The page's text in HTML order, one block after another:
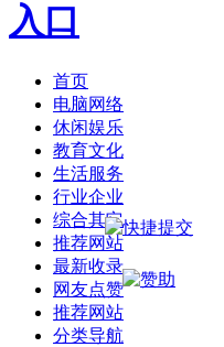
入口
首页
电脑网络
休闲娱乐
教育文化
生活服务
行业企业
综合其它
推荐网站
最新收录
网友点赞
推荐网站
分类导航